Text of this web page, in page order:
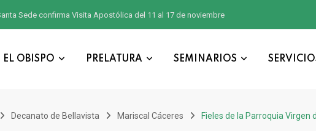
Sede confirma Visita Apostólica del 11 al 17 de noviembre
EL OBISPO PRELATURA SEMINARIOS
Decanato de Bellavista Mariscal Cáceres Fieles de la Parroquia